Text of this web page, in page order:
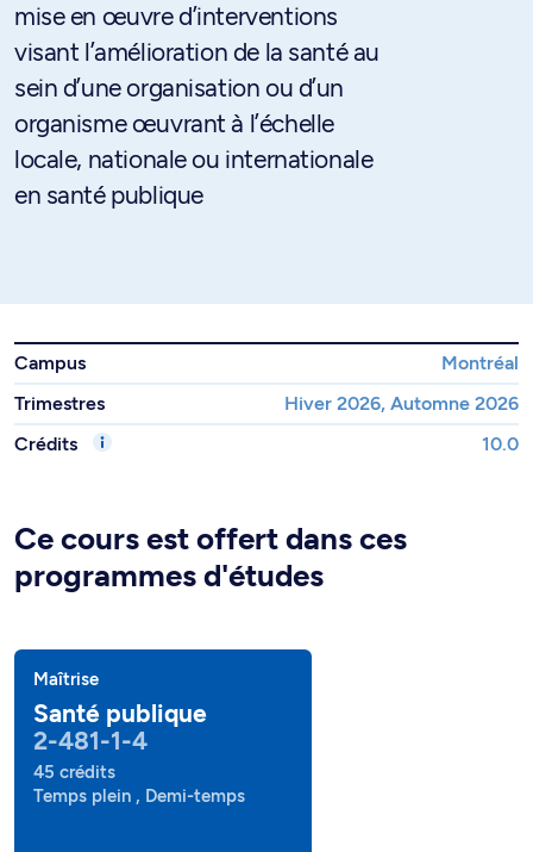
mise en œuvre d’interventions
visant l’amélioration de la santé au
sein d’une organisation ou d’un
organisme œuvrant à l’échelle
locale, nationale ou internationale
en santé publique
Campus
Montréal
Trimestres
Hiver 2026, Automne 2026
Crédits
10.0
Ce cours est offert dans ces
programmes d'études
Maîtrise
Santé publique
2-481-1-4
45 crédits
Temps plein , Demi-temps